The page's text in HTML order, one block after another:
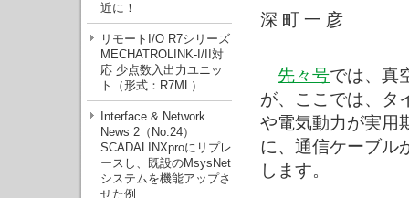
近に！
リモートI/O R7シリーズ
MECHATROLINK-I/II対
応 少点数入出力ユニッ
ト（形式：R7ML）
Interface & Network
News 2（No.24）
SCADALINXproにリプレ
ースし、既設のMsysNet
システムを機能アップさ
せた例
深 町 一 彦
先々号では、真
が、ここでは、タ
や電気動力が実用
に、通信ケーブル
します。